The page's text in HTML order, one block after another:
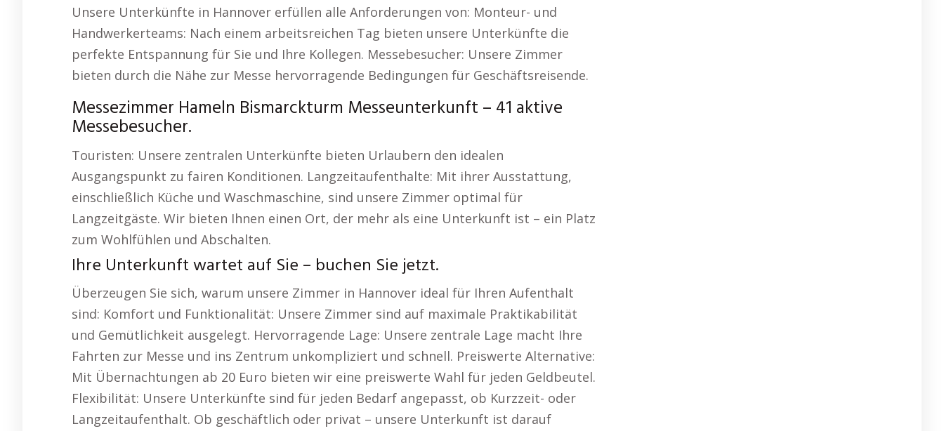
Unsere Unterkünfte in Hannover erfüllen alle Anforderungen von: Monteur- und
Handwerkerteams: Nach einem arbeitsreichen Tag bieten unsere Unterkünfte die
perfekte Entspannung für Sie und Ihre Kollegen. Messebesucher: Unsere Zimmer
bieten durch die Nähe zur Messe hervorragende Bedingungen für Geschäftsreisende.
Messezimmer Hameln Bismarckturm Messeunterkunft – 41 aktive
Messebesucher.
Touristen: Unsere zentralen Unterkünfte bieten Urlaubern den idealen
Ausgangspunkt zu fairen Konditionen. Langzeitaufenthalte: Mit ihrer Ausstattung,
einschließlich Küche und Waschmaschine, sind unsere Zimmer optimal für
Langzeitgäste. Wir bieten Ihnen einen Ort, der mehr als eine Unterkunft ist – ein Platz
zum Wohlfühlen und Abschalten.
Ihre Unterkunft wartet auf Sie – buchen Sie jetzt.
Überzeugen Sie sich, warum unsere Zimmer in Hannover ideal für Ihren Aufenthalt
sind: Komfort und Funktionalität: Unsere Zimmer sind auf maximale Praktikabilität
und Gemütlichkeit ausgelegt. Hervorragende Lage: Unsere zentrale Lage macht Ihre
Fahrten zur Messe und ins Zentrum unkompliziert und schnell. Preiswerte Alternative:
Mit Übernachtungen ab 20 Euro bieten wir eine preiswerte Wahl für jeden Geldbeutel.
Flexibilität: Unsere Unterkünfte sind für jeden Bedarf angepasst, ob Kurzzeit- oder
Langzeitaufenthalt. Ob geschäftlich oder privat – unsere Unterkunft ist darauf